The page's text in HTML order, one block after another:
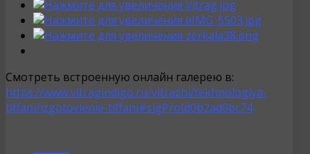
Смотреть встроенную онлайн галерею в:
https://www.vitragindigo.ru/vitrazhi/tekhnologiya-
tiffani/izgotovlenie-tiffani#sigProId0b2ad0bc74